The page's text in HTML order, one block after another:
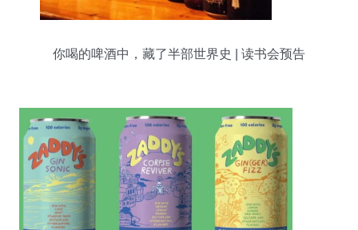
你喝的啤酒中，藏了半部世界史 | 读书会预告